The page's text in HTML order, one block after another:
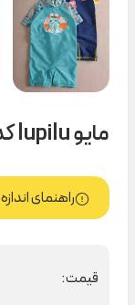
مایو lupilu کد t000478
راهنمای اندازه
قیمت: